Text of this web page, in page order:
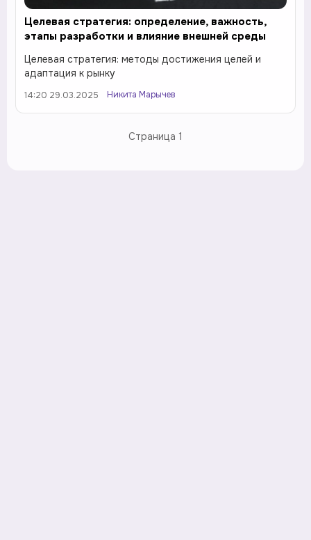
Целевая стратегия: определение, важность,
этапы разработки и влияние внешней среды
Целевая стратегия: методы достижения целей и
адаптация к рынку
14:20 29.03.2025 Никита Марычев
Страница 1